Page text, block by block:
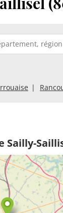
Sailly-